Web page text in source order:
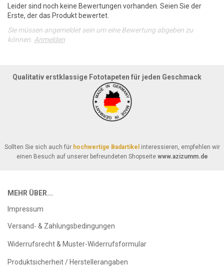
Leider sind noch keine Bewertungen vorhanden. Seien Sie der
Erste, der das Produkt bewertet.
Sie müssen angemeldet sein um eine Bewertung abgeben zu
können. Anmelden
Qualitativ erstklassige Fototapeten für jeden Geschmack
Sollten Sie sich auch für hochwertige Badartikel interessieren, empfehlen wir
einen Besuch auf unserer befreundeten Shopseite www.azizumm.de
MEHR ÜBER...
Impressum
Versand- & Zahlungsbedingungen
Widerrufsrecht & Muster-Widerrufsformular
Produktsicherheit / Herstellerangaben